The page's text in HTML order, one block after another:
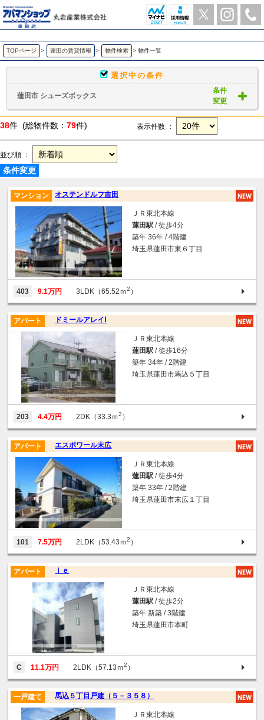
蓮田市 シューズボックス ｜賃貸物件一覧｜ アパマンショップ蓮田店-丸岩産業株式会社-
TOPページ > 蓮田の賃貸情報 > 物件検索 > 物件一覧
選択中の条件
蓮田市 シューズボックス
条件
変更
38件 (総物件数： 79件) 表示件数 ：
並び順 ：
条件変更
オステンドルフ吉田
マンション
ＪＲ東北本線
蓮田駅 / 徒歩4分
築年 36年 / 4階建
埼玉県蓮田市東６丁目
403 9.1万円 3LDK（65.52ｍ2 ）
ドミールアレイⅠ
アパート
ＪＲ東北本線
蓮田駅 / 徒歩16分
築年 34年 / 2階建
埼玉県蓮田市馬込５丁目
203 4.4万円 2DK（33.3ｍ2 ）
エスポワール末広
アパート
ＪＲ東北本線
蓮田駅 / 徒歩4分
築年 33年 / 2階建
埼玉県蓮田市末広１丁目
101 7.5万円 2LDK（53.43ｍ2 ）
ｉｅ
アパート
ＪＲ東北本線
蓮田駅 / 徒歩2分
築年 新築 / 3階建
埼玉県蓮田市本町
C 11.1万円 2LDK（57.13ｍ2 ）
馬込５丁目戸建（５－３５８）
一戸建て
ＪＲ東北本線